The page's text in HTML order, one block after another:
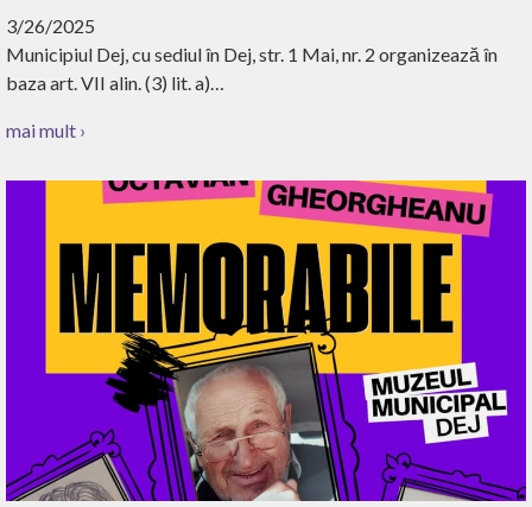
3/26/2025
Municipiul Dej, cu sediul în Dej, str. 1 Mai, nr. 2 organizează în
baza art. VII alin. (3) lit. a)…
mai mult ›